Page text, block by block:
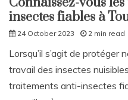
insectes fiables à
24 October 2023 2 min read
Lorsqu’il s’agit de protéger
travail des insectes
traitements anti-insectes